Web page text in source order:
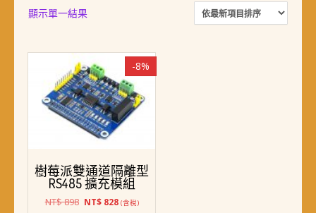
顯示單一結果
-8%
樹莓派雙通道隔離型
RS485 擴充模組
NT$898 原
NT$828目(含稅)